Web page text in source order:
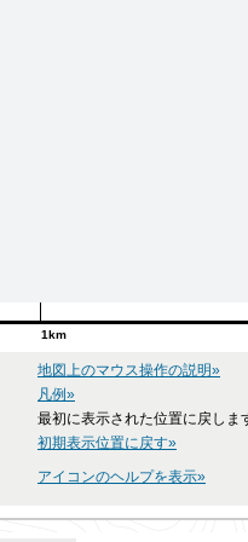
1km
地図上のマウス操作の説明»
凡例»
最初に表示された位置に戻しま
初期表示位置に戻す»
アイコンのヘルプを表示»